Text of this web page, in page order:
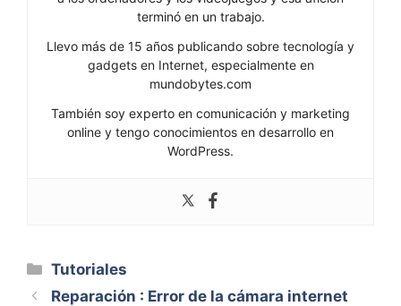
terminó en un trabajo.
Llevo más de 15 años publicando sobre tecnología y
gadgets en Internet, especialmente en
mundobytes.com
También soy experto en comunicación y marketing
online y tengo conocimientos en desarrollo en
WordPress.
Categorías
Tutoriales
Reparación : Error de la cámara internet